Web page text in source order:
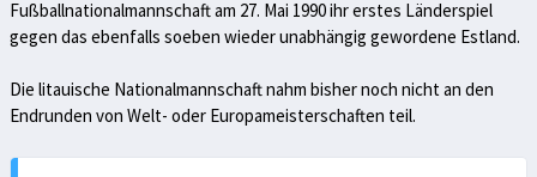
Fußballnationalmannschaft am 27. Mai 1990 ihr erstes Länderspiel
gegen das ebenfalls soeben wieder unabhängig gewordene Estland.
Die litauische Nationalmannschaft nahm bisher noch nicht an den
Endrunden von Welt- oder Europameisterschaften teil.